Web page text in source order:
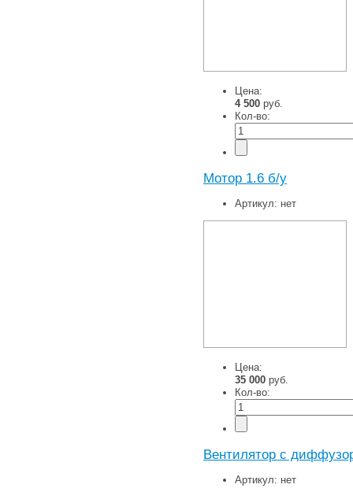
Цена:
4 500 руб.
Кол-во:
Мотор 1.6 б/у
Артикул: нет
Цена:
35 000 руб.
Кол-во:
Вентилятор с
Артикул: нет